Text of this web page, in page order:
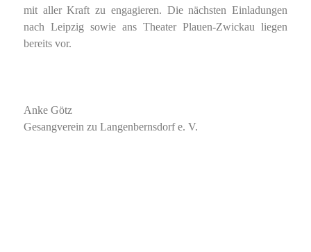
mit aller Kraft zu engagieren. Die nächsten Einladungen
nach Leipzig sowie ans Theater Plauen-Zwickau liegen
bereits vor.
Anke Götz
Gesangverein zu Langenbernsdorf e. V.